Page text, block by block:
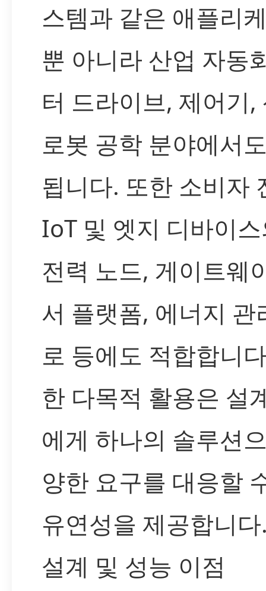
스템과 같은 애플리
뿐 아니라 산업 자동
터 드라이브, 제어기,
로봇 공학 분야에서
됩니다. 또한 소비자
IoT 및 엣지 디바이
전력 노드, 게이트웨
서 플랫폼, 에너지 관
로 등에도 적합합니
한 다목적 활용은 설
에게 하나의 솔루션
양한 요구를 대응할
유연성을 제공합니
설계 및 성능 이점